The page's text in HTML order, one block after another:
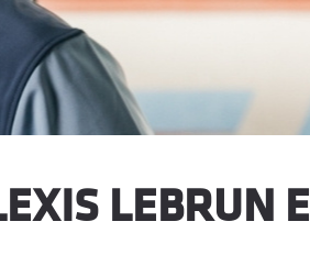
LEBRUN E